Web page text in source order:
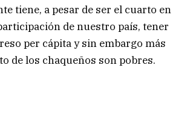
tiene, a pesar de ser el cuarto en
de nuestro país, tener
per cápita y sin embargo más
de los chaqueños son pobres.